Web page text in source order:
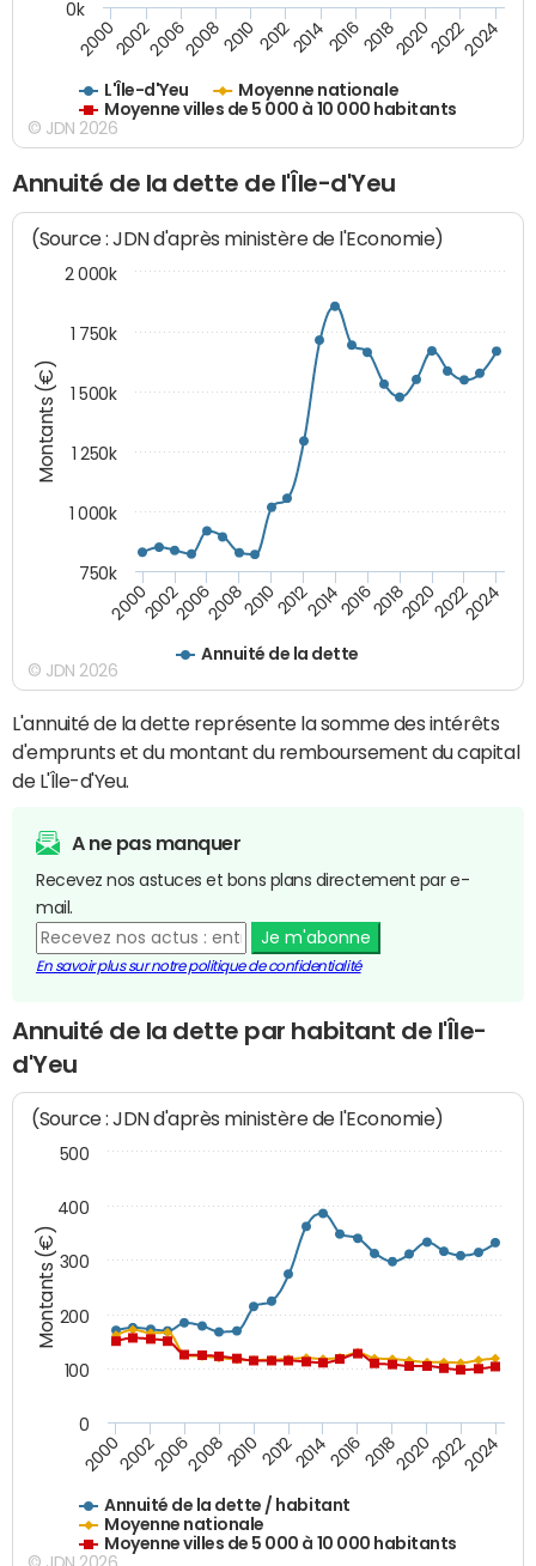
L'Île-d'Yeu
Moyenne nationale
Moyenne villes de 5 000 à 10 000 habitants
20002002200620082010 2012201420162018202020222024
0k
© JDN 2026
Annuité de la dette de l'Île-d'Yeu
Montants (€)
(Source : JDN d'après ministère de l'Economie)
Annuité de la dette
200020022006200820102012201420162018202020222024
750k
1 000k
1 250k
1 500k
1 750k
2 000k
© JDN 2026
L'annuité de la dette représente la somme des intérêts
d'emprunts et du montant du remboursement du capital
de L'Île-d'Yeu.
A ne pas manquer
Recevez nos astuces et bons plans directement par e-
mail.
Je m'abonne
En savoir plus sur notre politique de confidentialité
Annuité de la dette par habitant de l'Île-
d'Yeu
Montants (€)
(Source : JDN d'après ministère de l'Economie)
Annuité de la dette / habitant
Moyenne nationale
Moyenne villes de 5 000 à 10 000 habitants
200020022006200820102012201420162018202020222024
0
100
200
300
400
500
© JDN 2026